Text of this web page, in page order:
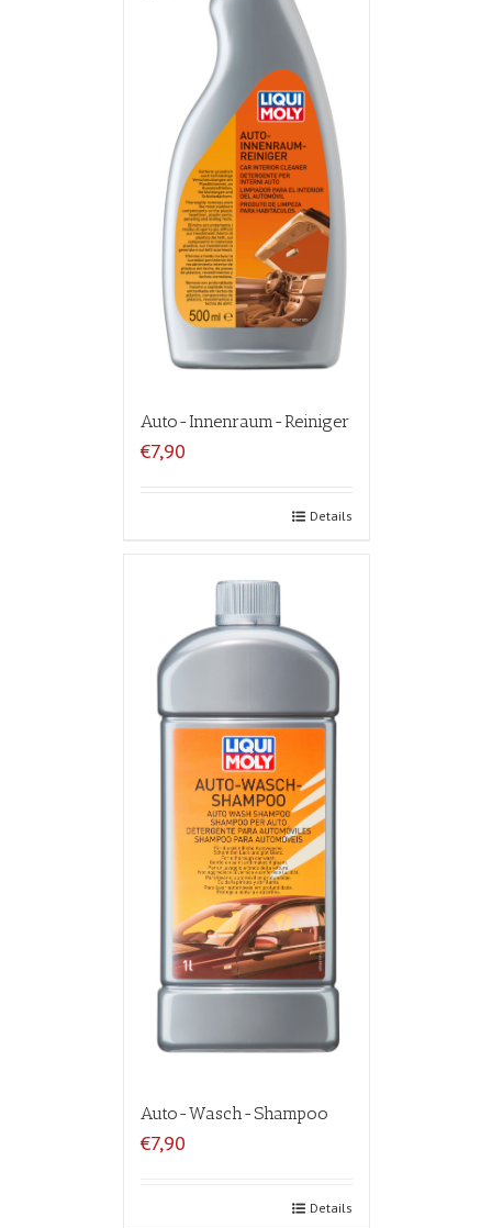
Auto-Innenraum-Reiniger
€7,90
Details
Auto-Wasch-Shampoo
€7,90
Details